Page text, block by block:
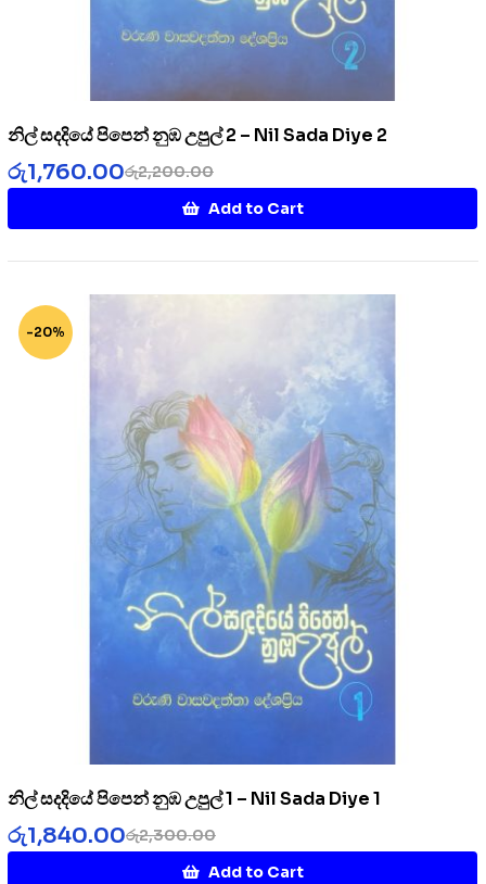
නිල් සදදියේ පිපෙන් නුඹ උපුල් 2 – Nil Sada Diye 2
රු2,200.00
රු1,760.00
Add to Cart
-20%
නිල් සදදියේ පිපෙන් නුඹ උපුල් 1 – Nil Sada Diye 1
රු2,300.00
රු1,840.00
Add to Cart